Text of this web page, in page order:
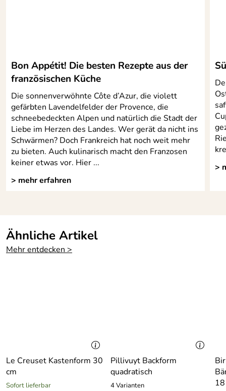
Spülmaschine oder per Hand. Einfach kurz mit Wasser
einweichen lassen, hartnäckigere Rückstände eventuell
mit der Bürste bearbeiten.
Hersteller: SAS AU CAPITAL Pillivuyt, Rue de la
Manufacture18500 Mehun-sur-Yèvre, Frankreich,
contact@pillivuyt.fr
Bon Appétit! Die besten Rezepte aus der
französischen Küche
Die sonnenverwöhnte Côte d’Azur, die violett
gefärbten Lavendelfelder der Provence, die
schneebedeckten Alpen und natürlich die Stadt der
Liebe im Herzen des Landes. Wer gerät da nicht ins
Schwärmen? Doch Frankreich hat noch weit mehr
zu bieten. Auch kulinarisch macht den Franzosen
keiner etwas vor. Hier ...
> mehr erfahren
>
Ähnliche Artikel
Mehr entdecken >
Le Creuset Kastenform 30
cm
Sofort lieferbar
Pillivuyt Backform
quadratisch
4 Varianten